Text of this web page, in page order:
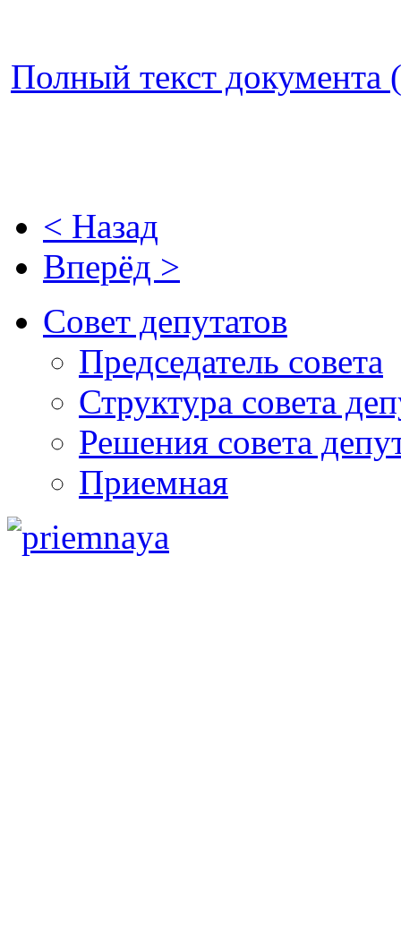
Полный текст документа
< Назад
Вперёд >
Совет депутатов
Председатель совета
Структура совета
Решения совета
Приемная